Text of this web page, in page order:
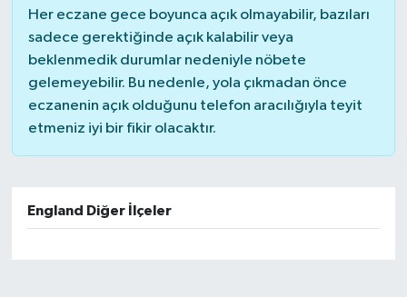
Her eczane gece boyunca açık olmayabilir, bazıları
sadece gerektiğinde açık kalabilir veya
beklenmedik durumlar nedeniyle nöbete
gelemeyebilir. Bu nedenle, yola çıkmadan önce
eczanenin açık olduğunu telefon aracılığıyla teyit
etmeniz iyi bir fikir olacaktır.
England Diğer İlçeler